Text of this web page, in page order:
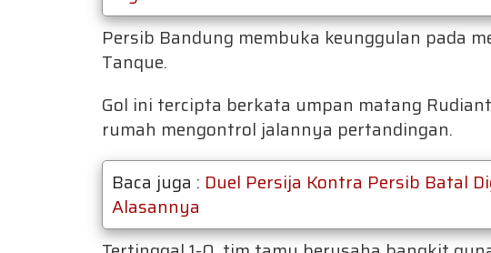
Persib Bandung membuka keunggulan pada
Tanque.
Gol ini tercipta berkata umpan matang
rumah mengontrol jalannya pertandingan.
Baca juga : Duel Persija Kontra Persib Batal
Alasannya